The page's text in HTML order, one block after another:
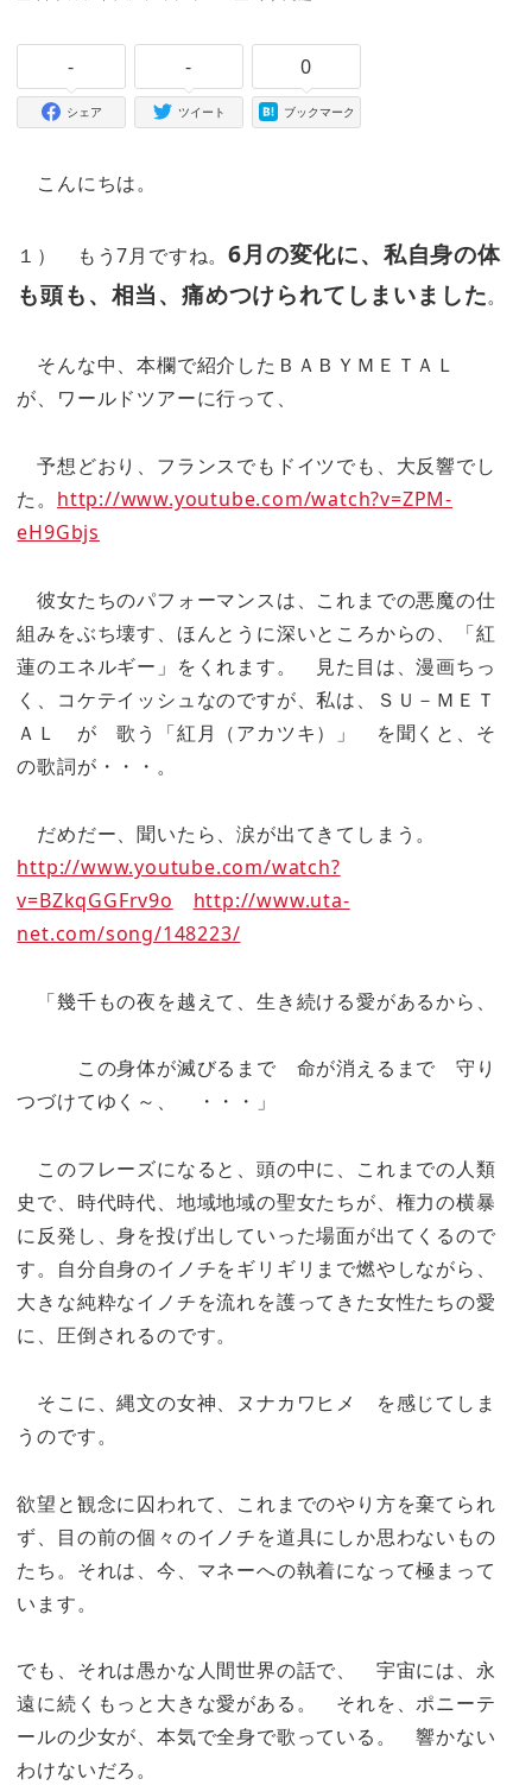
-
シェア
-
ツイート
0
ブックマーク
こんにちは。
１） もう7月ですね。6月の変化に、私自身の体
も頭も、相当、痛めつけられてしまいました。
そんな中、本欄で紹介したＢＡＢＹＭＥＴＡＬ
が、ワールドツアーに行って、
予想どおり、フランスでもドイツでも、大反響でし
た。 http://www.youtube.com/watch?v=ZPM-
eH9Gbjs
彼女たちのパフォーマンスは、これまでの悪魔の仕
組みをぶち壊す、ほんとうに深いところからの、「紅
蓮のエネルギー」をくれます。 見た目は、漫画ちっ
く、コケテイッシュなのですが、私は、ＳＵ－ＭＥＴ
ＡＬ が 歌う「紅月（アカツキ）」 を聞くと、そ
の歌詞が・・・。
だめだー、聞いたら、涙が出てきてしまう。
http://www.youtube.com/watch?
v=BZkqGGFrv9o
http://www.uta-
net.com/song/148223/
「幾千もの夜を越えて、生き続ける愛があるから、
この身体が滅びるまで 命が消えるまで 守り
つづけてゆく～、 ・・・」
このフレーズになると、頭の中に、これまでの人類
史で、時代時代、地域地域の聖女たちが、権力の横暴
に反発し、身を投げ出していった場面が出てくるので
す。自分自身のイノチをギリギリまで燃やしながら、
大きな純粋なイノチを流れを護ってきた女性たちの愛
に、圧倒されるのです。
そこに、縄文の女神、ヌナカワヒメ を感じてしま
うのです。
欲望と観念に囚われて、これまでのやり方を棄てられ
ず、目の前の個々のイノチを道具にしか思わないもの
たち。それは、今、マネーへの執着になって極まって
います。
でも、それは愚かな人間世界の話で、 宇宙には、永
遠に続くもっと大きな愛がある。 それを、ポニーテ
ールの少女が、本気で全身で歌っている。 響かない
わけないだろ。